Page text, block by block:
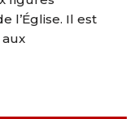
l’Église. Il est